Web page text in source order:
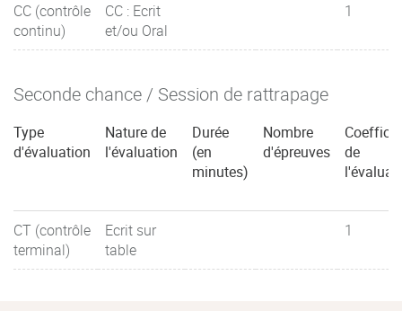
CC (contrôle
continu)
CC : Ecrit
et/ou Oral
1
Seconde chance / Session de rattrapage
Type
d'évaluation
Nature de
l'évaluation
Durée
(en
minutes)
Nombre
d'épreuves
de
CT (contrôle
terminal)
Ecrit sur
table
1